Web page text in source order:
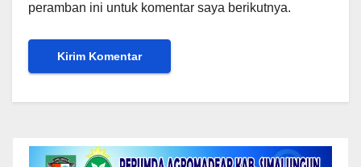
peramban ini untuk komentar saya berikutnya.